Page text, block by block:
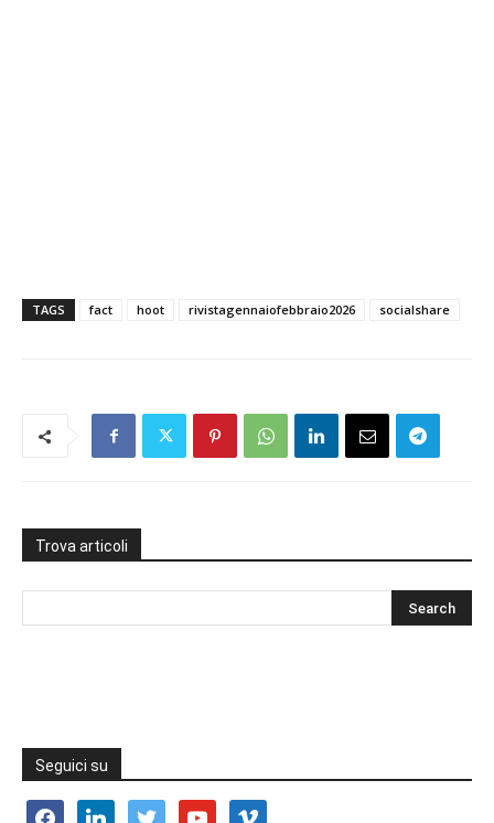
TAGS fact hoot rivistagennaiofebbraio2026 socialshare
Trova articoli
Seguici su
facebooklinkedin twitter youtube vimeo